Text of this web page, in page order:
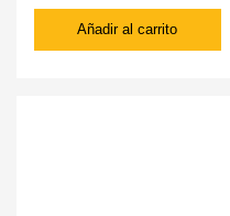
Añadir al carrito